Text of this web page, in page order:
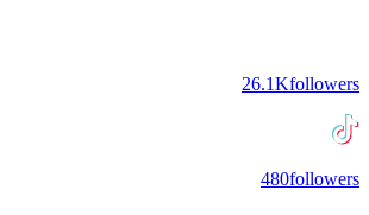
26.1Kfollowers
480followers